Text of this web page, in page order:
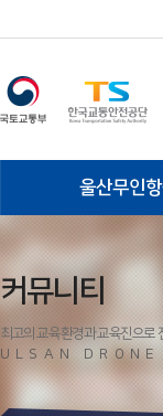
울산무인
커뮤니티
최고의 교육환경과 교육진으로
ULSAN DRONE